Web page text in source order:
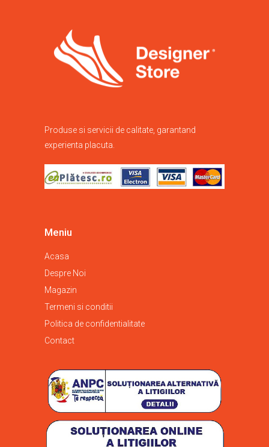
Produse si servicii de calitate, garantand
experienta placuta.
Meniu
Acasa
Despre Noi
Magazin
Termeni si conditii
Politica de confidentialitate
Contact